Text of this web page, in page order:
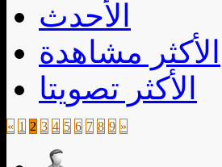
الأحدث
الأكثر مشاهدة
الأكثر تصويتا
« 1 2 3 4 5 6 7 8 9 »